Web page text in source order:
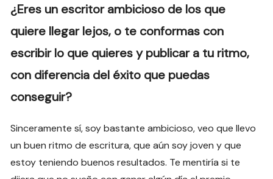
¿Eres un escritor ambicioso de los que
quiere llegar lejos, o te conformas con
escribir lo que quieres y publicar a tu ritmo,
con diferencia del éxito que puedas
conseguir?
Sinceramente sí, soy bastante ambicioso, veo que llevo
un buen ritmo de escritura, que aún soy joven y que
estoy teniendo buenos resultados. Te mentiría si te